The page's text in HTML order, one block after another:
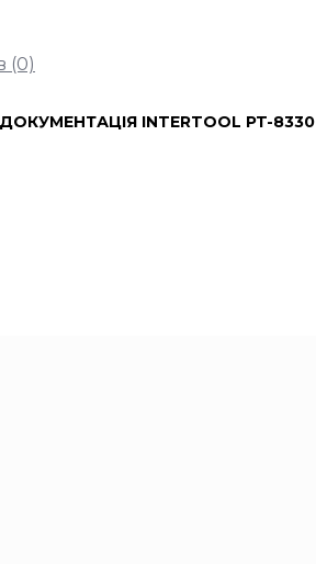
(0)
INTERTOOL PT-8330